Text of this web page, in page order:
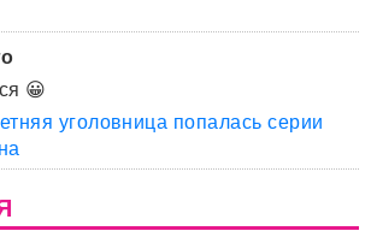
😀
уголовница попалась серии